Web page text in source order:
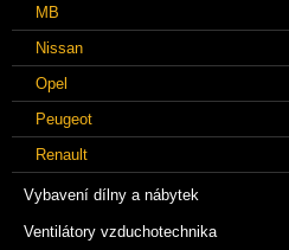
MB
Nissan
Opel
Peugeot
Renault
Vybavení dílny a nábytek
Ventilátory vzduchotechnika